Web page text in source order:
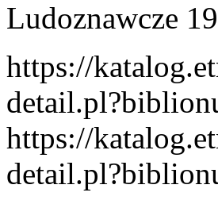
Ludoznawcze
https://
https://